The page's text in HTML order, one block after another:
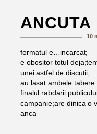
ANCUTA
10
formatul e…incarcat;
e obositor totul
unei astfel de discutii;
au lasat ambele
finalul rabdarii
campanie;are dinica o
anca